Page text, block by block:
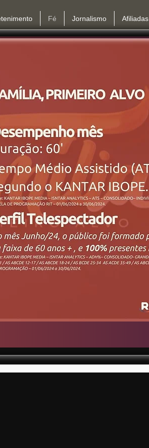
Fé Jornalismo Afiliadas